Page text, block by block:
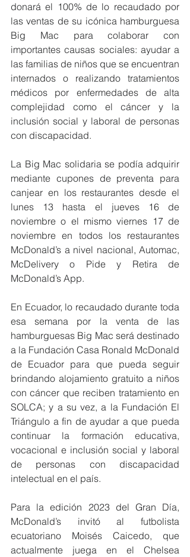
donará el 100% de lo recaudado por
las ventas de su icónica hamburguesa
Big Mac para colaborar con
importantes causas sociales: ayudar a
las familias de niños que se encuentran
internados o realizando tratamientos
médicos por enfermedades de alta
complejidad como el cáncer y la
inclusión social y laboral de personas
con discapacidad.
La Big Mac solidaria se podía adquirir
mediante cupones de preventa para
canjear en los restaurantes desde el
lunes 13 hasta el jueves 16 de
noviembre o el mismo viernes 17 de
noviembre en todos los restaurantes
McDonald’s a nivel nacional, Automac,
McDelivery o Pide y Retira de
McDonald’s App.
En Ecuador, lo recaudado durante toda
esa semana por la venta de las
hamburguesas Big Mac será destinado
a la Fundación Casa Ronald McDonald
de Ecuador para que pueda seguir
brindando alojamiento gratuito a niños
con cáncer que reciben tratamiento en
SOLCA; y a su vez, a la Fundación El
Triángulo a fin de ayudar a que pueda
continuar la formación educativa,
vocacional e inclusión social y laboral
de personas con discapacidad
intelectual en el país.
Para la edición 2023 del Gran Día,
McDonald’s invitó al futbolista
ecuatoriano Moisés Caicedo, que
actualmente juega en el Chelsea